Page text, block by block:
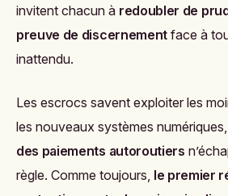
invitent chacun à redoubler de
preuve de discernementface à
inattendu.
Les escrocs savent exploiter les
les nouveaux systèmes
des paiements autoroutiers
règle. Comme toujours, le premier